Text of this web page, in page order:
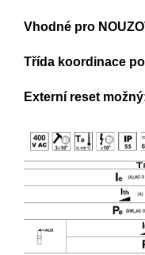
Vhodné pro
Třída koordinace
Externí reset